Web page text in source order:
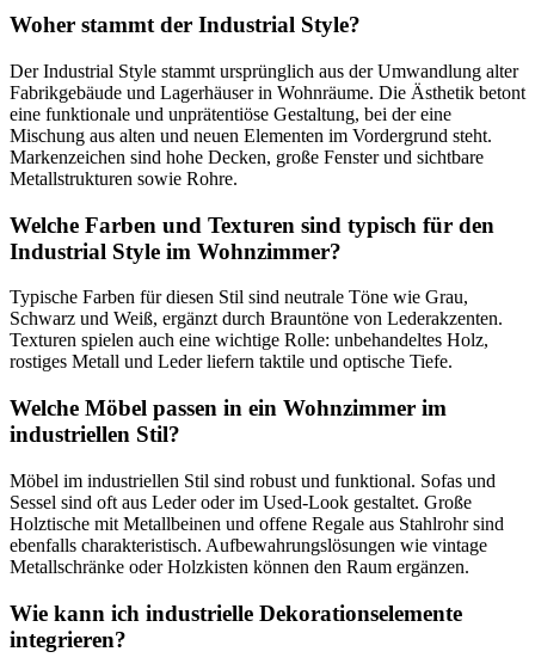
Woher stammt der Industrial Style?
Der Industrial Style stammt ursprünglich aus der Umwandlung alter
Fabrikgebäude und Lagerhäuser in Wohnräume. Die Ästhetik betont
eine funktionale und unprätentiöse Gestaltung, bei der eine
Mischung aus alten und neuen Elementen im Vordergrund steht.
Markenzeichen sind hohe Decken, große Fenster und sichtbare
Metallstrukturen sowie Rohre.
Welche Farben und Texturen sind typisch für den
Industrial Style im Wohnzimmer?
Typische Farben für diesen Stil sind neutrale Töne wie Grau,
Schwarz und Weiß, ergänzt durch Brauntöne von Lederakzenten.
Texturen spielen auch eine wichtige Rolle: unbehandeltes Holz,
rostiges Metall und Leder liefern taktile und optische Tiefe.
Welche Möbel passen in ein Wohnzimmer im
industriellen Stil?
Möbel im industriellen Stil sind robust und funktional. Sofas und
Sessel sind oft aus Leder oder im Used-Look gestaltet. Große
Holztische mit Metallbeinen und offene Regale aus Stahlrohr sind
ebenfalls charakteristisch. Aufbewahrungslösungen wie vintage
Metallschränke oder Holzkisten können den Raum ergänzen.
Wie kann ich industrielle Dekorationselemente
integrieren?